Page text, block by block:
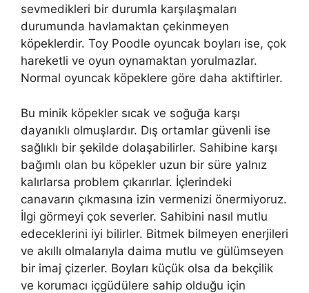
sevmedikleri bir durumla karşılaşmaları
durumunda havlamaktan çekinmeyen
köpeklerdir. Toy Poodle oyuncak boyları ise, çok
hareketli ve oyun oynamaktan yorulmazlar.
Normal oyuncak köpeklere göre daha aktiftirler.
Bu minik köpekler sıcak ve soğuğa karşı
dayanıklı olmuşlardır. Dış ortamlar güvenli ise
sağlıklı bir şekilde dolaşabilirler. Sahibine karşı
bağımlı olan bu köpekler uzun bir süre yalnız
kalırlarsa problem çıkarırlar. İçlerindeki
canavarın çıkmasına izin vermenizi önermiyoruz.
İlgi görmeyi çok severler. Sahibini nasıl mutlu
edeceklerini iyi bilirler. Bitmek bilmeyen enerjileri
ve akıllı olmalarıyla daima mutlu ve gülümseyen
bir imaj çizerler. Boyları küçük olsa da bekçilik
ve korumacı içgüdülere sahip olduğu için